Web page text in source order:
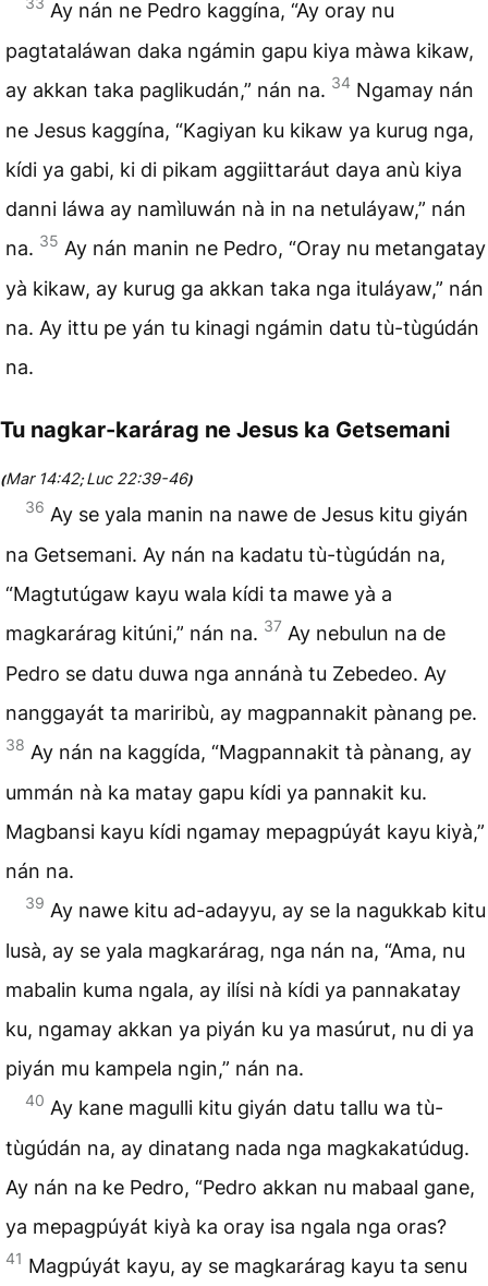
Ay nán ne Pedro kaggína, “Ay oray nu
pagtataláwan daka ngámin gapu kiya màwa kikaw,
ay akkan taka paglikudán,” nán na. 34 Ngamay nán
ne Jesus kaggína, “Kagiyan ku kikaw ya kurug nga,
kídi ya gabi, ki di pikam aggiittaráut daya anù kiya
danni láwa ay namìluwán nà in na netuláyaw,” nán
na. 35 Ay nán manin ne Pedro, “Oray nu metangatay
yà kikaw, ay kurug ga akkan taka nga ituláyaw,” nán
na. Ay ittu pe yán tu kinagi ngámin datu tù-tùgúdán
na.
Tu nagkar-karárag ne Jesus ka Getsemani
(Mar 14:42;Luc 22:39-46)
36 Ay se yala manin na nawe de Jesus kitu giyán
na Getsemani. Ay nán na kadatu tù-tùgúdán na,
“Magtutúgaw kayu wala kídi ta mawe yà a
magkarárag kitúni,” nán na. 37 Ay nebulun na de
Pedro se datu duwa nga annánà tu Zebedeo. Ay
nanggayát ta mariribù, ay magpannakit pànang pe.
38 Ay nán na kaggída, “Magpannakit tà pànang, ay
ummán nà ka matay gapu kídi ya pannakit ku.
Magbansi kayu kídi ngamay mepagpúyát kayu kiyà,”
nán na.
39 Ay nawe kitu ad-adayyu, ay se la nagukkab kitu
lusà, ay se yala magkarárag, nga nán na, “Ama, nu
mabalin kuma ngala, ay ilísi nà kídi ya pannakatay
ku, ngamay akkan ya piyán ku ya masúrut, nu di ya
piyán mu kampela ngin,” nán na.
40 Ay kane magulli kitu giyán datu tallu wa tù-
tùgúdán na, ay dinatang nada nga magkakatúdug.
Ay nán na ke Pedro, “Pedro akkan nu mabaal gane,
ya mepagpúyát kiyà ka oray isa ngala nga oras?
41 Magpúyát kayu, ay se magkarárag kayu ta senu